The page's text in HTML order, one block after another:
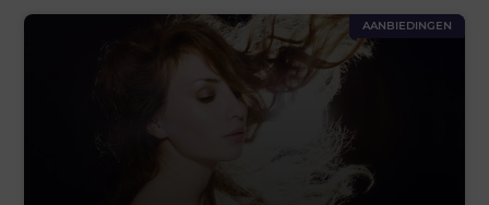
AANBIEDINGEN